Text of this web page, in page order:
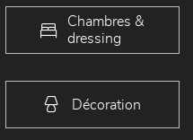
Chambres &
dressing
Décoration